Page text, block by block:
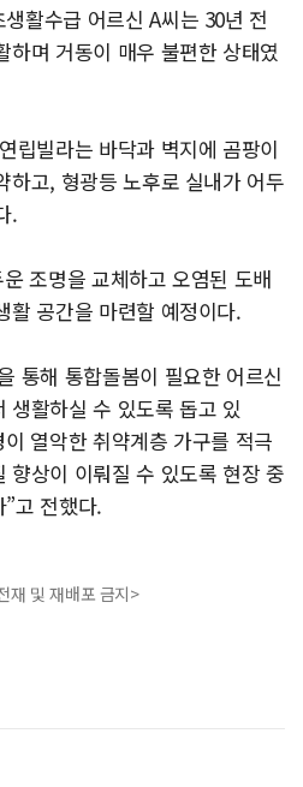
활수급 어르신 A씨는 30년 전
하며 거동이 매우 불편한 상태였
립빌라는 바닥과 벽지에 곰팡이
하고, 형광등 노후로 실내가 어두
.
조명을 교체하고 오염된 도배
활 공간을 마련할 예정이다.
통해 통합돌봄이 필요한 어르신
생활하실 수 있도록 돕고 있
열악한 취약계층 가구를 적극
향상이 이뤄질 수 있도록 현장 중
고 전했다.
재 및 재배포 금지>